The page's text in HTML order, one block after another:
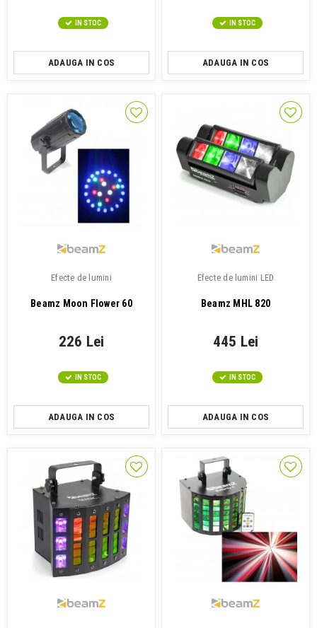
IN STOC
ADAUGA IN COS
IN STOC
ADAUGA IN COS
Efecte de lumini
Beamz Moon Flower 60
226 Lei
IN STOC
ADAUGA IN COS
Efecte de lumini LED
Beamz MHL 820
445 Lei
IN STOC
ADAUGA IN COS